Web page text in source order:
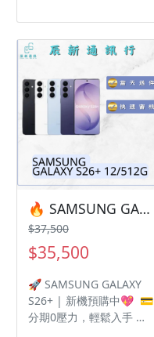
用新機邊付款， 月付超輕
鬆！ 【商品名稱】
SAMSUNG GALAXY S26
ULTRA 【容量】
12/512G ‼️ 購買手機注意
事項 ‼️ • 有任何問題都歡
迎洽群官方LINE：
@kjg6280d • 七日鑑賞期
內，如商品有問題，請盡
速向我們告知並且協助處
理 • 全新品為原廠保固一
年，中古機店家保固15天
• 店家擁有隨時修改、變
更、暫停活動之權利 下單
前請先私訊和加LINE來幫
核進度 LINE
ID:@kjg6280d 大呼小叫
辰通訊行 雲林縣虎尾鎮林
🔥 SAMSUNG GALAXY S26+ 12/512G 有額度快速過件 🎯 想換新機？現在就是最佳時機！現貨當天審件當天過件即可以馬上寄出
$37,500
$35,500
🚀 SAMSUNG GALAXY
S26+ | 新機預購中💖 💳
分期0壓力，輕鬆入手 想